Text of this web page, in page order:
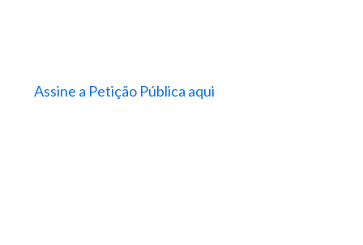
Assine a Petição Pública aqui